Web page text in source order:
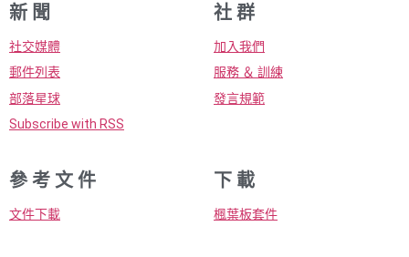
新 聞
社交媒體
郵件列表
部落星球
Subscribe with RSS
社 群
加入我們
服務 ＆ 訓練
發言規範
參 考 文 件
文件下載
下 載
楓葉板套件